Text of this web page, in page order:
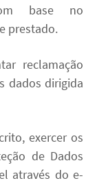
base no
prestado.
reclamação
dados dirigida
exercer os
de Dados
através do e-